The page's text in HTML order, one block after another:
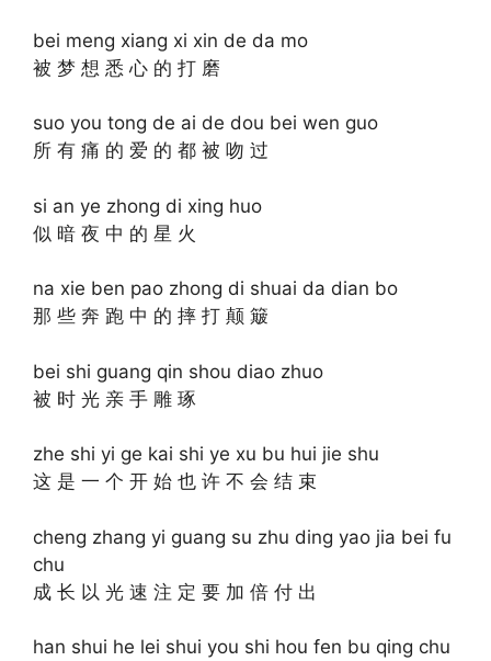
bei meng xiang xi xin de da mo
被 梦 想 悉 心 的 打 磨
suo you tong de ai de dou bei wen guo
所 有 痛 的 爱 的 都 被 吻 过
si an ye zhong di xing huo
似 暗 夜 中 的 星 火
na xie ben pao zhong di shuai da dian bo
那 些 奔 跑 中 的 摔 打 颠 簸
bei shi guang qin shou diao zhuo
被 时 光 亲 手 雕 琢
zhe shi yi ge kai shi ye xu bu hui jie shu
这 是 一 个 开 始 也 许 不 会 结 束
cheng zhang yi guang su zhu ding yao jia bei fu
chu
成 长 以 光 速 注 定 要 加 倍 付 出
han shui he lei shui you shi hou fen bu qing chu